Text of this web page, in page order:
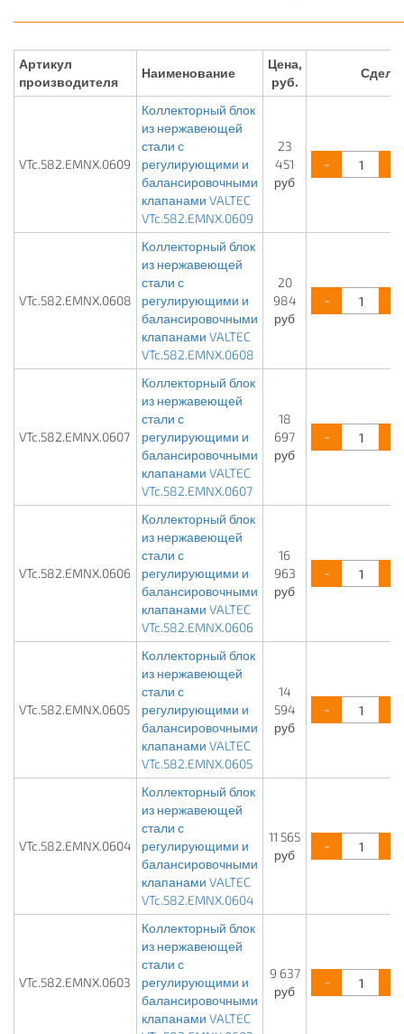
Артикул
производителя
Наименование
Цена,
руб.
VTc.582.EMNX.0609
Коллекторный блок
из нержавеющей
стали с
регулирующими и
балансировочными
клапанами VALTEC
VTc.582.EMNX.0609
23
451
руб
-
VTc.582.EMNX.0608
Коллекторный блок
из нержавеющей
стали с
регулирующими и
балансировочными
клапанами VALTEC
VTc.582.EMNX.0608
20
984
руб
-
VTc.582.EMNX.0607
Коллекторный блок
из нержавеющей
стали с
регулирующими и
балансировочными
клапанами VALTEC
VTc.582.EMNX.0607
18
697
руб
-
VTc.582.EMNX.0606
Коллекторный блок
из нержавеющей
стали с
регулирующими и
балансировочными
клапанами VALTEC
VTc.582.EMNX.0606
16
963
руб
-
VTc.582.EMNX.0605
Коллекторный блок
из нержавеющей
стали с
регулирующими и
балансировочными
клапанами VALTEC
VTc.582.EMNX.0605
14
594
руб
-
VTc.582.EMNX.0604
Коллекторный блок
из нержавеющей
стали с
регулирующими и
балансировочными
клапанами VALTEC
VTc.582.EMNX.0604
11 565
руб
-
VTc.582.EMNX.0603
Коллекторный блок
из нержавеющей
стали с
регулирующими и
балансировочными
клапанами VALTEC
9 637
руб
-